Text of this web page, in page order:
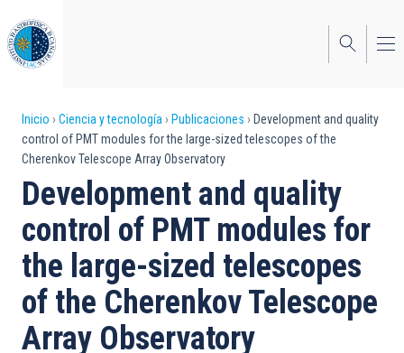
al
contenido
principal
Sobrescribir
enlaces
de
ayuda
a
la
navegación
Inicio Ciencia y tecnología Publicaciones
Development and quality
control of PMT modules for the large-sized telescopes of the
Cherenkov Telescope Array Observatory
Development and quality
control of PMT modules for
the large-sized telescopes
of the Cherenkov Telescope
Array Observatory